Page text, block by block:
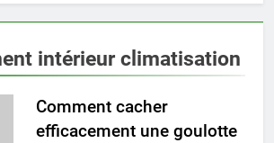
intérieur climatisation
Comment cacher
efficacement une goulotte